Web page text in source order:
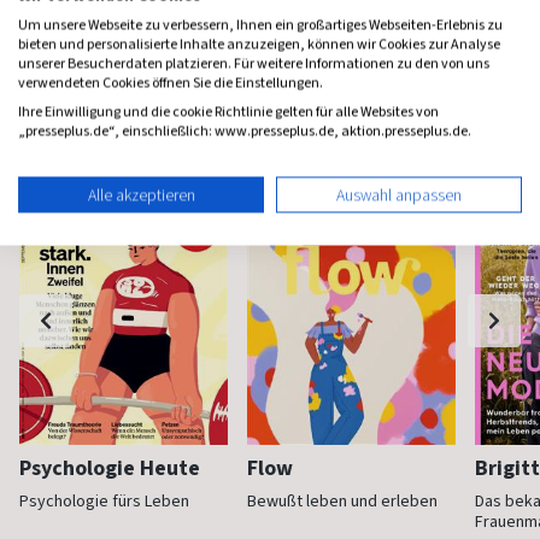
Frauenzeitschriften
Psychologie Heute
Psychologie fürs Leben
Flow
Bewußt leben und erleben
Das
Um unsere Webseite zu verbessern, Ihnen ein großartiges Webseiten-Erlebnis zu
bieten und personalisierte Inhalte anzuzeigen, können wir Cookies zur Analyse
unserer Besucherdaten platzieren. Für weitere Informationen zu den von uns
verwendeten Cookies öffnen Sie die Einstellungen.
Ihre Einwilligung und die cookie Richtlinie gelten für alle Websites von
„presseplus.de“, einschließlich: www.presseplus.de, aktion.presseplus.de.
Alle akzeptieren Auswahl anpassen